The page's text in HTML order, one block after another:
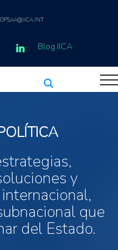
OPSAA@IICA.INT
Blog IICA
y
que
del Estado.